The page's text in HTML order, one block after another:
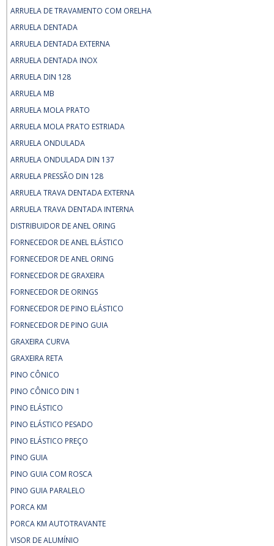
ARRUELA DE TRAVAMENTO COM ORELHA
ARRUELA DENTADA
ARRUELA DENTADA EXTERNA
ARRUELA DENTADA INOX
ARRUELA DIN 128
ARRUELA MB
ARRUELA MOLA PRATO
ARRUELA MOLA PRATO ESTRIADA
ARRUELA ONDULADA
ARRUELA ONDULADA DIN 137
ARRUELA PRESSÃO DIN 128
ARRUELA TRAVA DENTADA EXTERNA
ARRUELA TRAVA DENTADA INTERNA
DISTRIBUIDOR DE ANEL ORING
FORNECEDOR DE ANEL ELÁSTICO
FORNECEDOR DE ANEL ORING
FORNECEDOR DE GRAXEIRA
FORNECEDOR DE ORINGS
FORNECEDOR DE PINO ELÁSTICO
FORNECEDOR DE PINO GUIA
GRAXEIRA CURVA
GRAXEIRA RETA
PINO CÔNICO
PINO CÔNICO DIN 1
PINO ELÁSTICO
PINO ELÁSTICO PESADO
PINO ELÁSTICO PREÇO
PINO GUIA
PINO GUIA COM ROSCA
PINO GUIA PARALELO
PORCA KM
PORCA KM AUTOTRAVANTE
VISOR DE ALUMÍNIO